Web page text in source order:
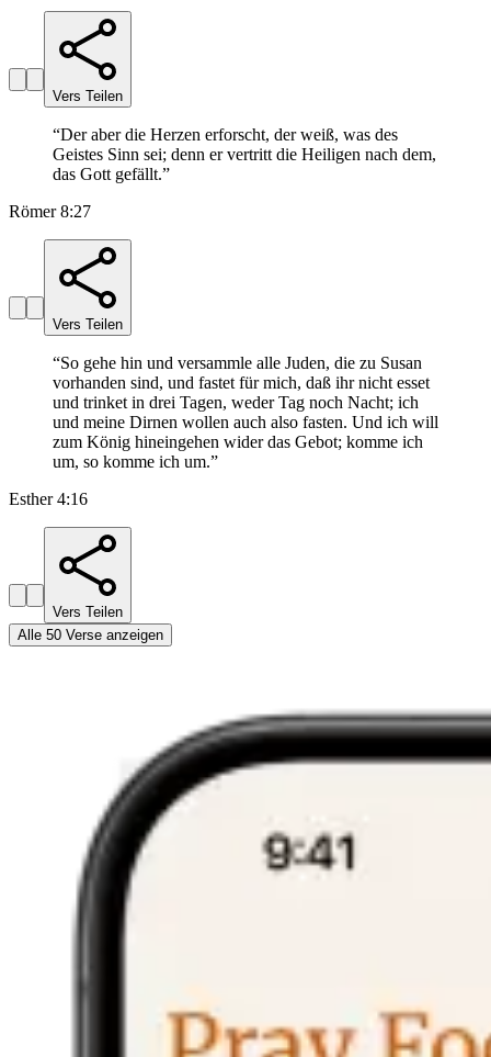
Vers Teilen
“Der aber die Herzen erforscht, der weiß, was des
Geistes Sinn sei; denn er vertritt die Heiligen nach dem,
das Gott gefällt.”
Römer 8:27
Vers Teilen
“So gehe hin und versammle alle Juden, die zu Susan
vorhanden sind, und fastet für mich, daß ihr nicht esset
und trinket in drei Tagen, weder Tag noch Nacht; ich
und meine Dirnen wollen auch also fasten. Und ich will
zum König hineingehen wider das Gebot; komme ich
um, so komme ich um.”
Esther 4:16
Vers Teilen
Alle 50 Verse anzeigen